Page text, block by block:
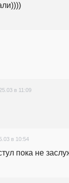
25.03 в 11:09
в 10:54
пока не